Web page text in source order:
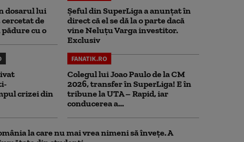
dosarul lui
de
cu o
Șeful din SuperLiga a anunțat în
direct că el se dă la o parte dacă
vine Neluțu Varga investitor.
Exclusiv
crizei din
FANATIK.RO
Colegul lui Joao Paulo de la CM
2026, transfer în SuperLiga! E în
tribune la UTA – Rapid, iar
conducerea a...
la care nu mai vrea nimeni să înveţe. A